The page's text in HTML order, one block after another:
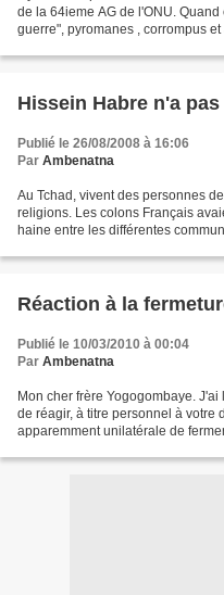
de la 64ieme AG de l'ONU.
guerre", pyromanes , corrompus
Hissein Habre n'a
Publié le 26/08/2008 à 16:06
Par Ambenatna
Au Tchad, vivent des personnes
religions. Les colons Français
haine entre les différentes
Réaction à la
Publié le 10/03/2010 à 00:04
Par Ambenatna
Mon cher frère Yogogombaye.
de réagir, à titre personnel à votre
apparemment unilatérale de